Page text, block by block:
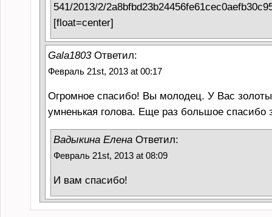
541/2013/2/
[float=center]
Gala1803Ответил:
Февраль 21st, 2013 at 00:17
Огромное спасибо! Вы молодец. У Вас
умненькая голова. Еще раз большое спасибо
Вадыкина Елена Ответил:
Февраль 21st, 2013 at 08:09
И вам спасибо!